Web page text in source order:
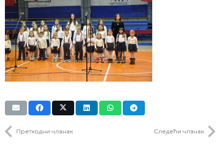
Претходни чланак Следећи чланак